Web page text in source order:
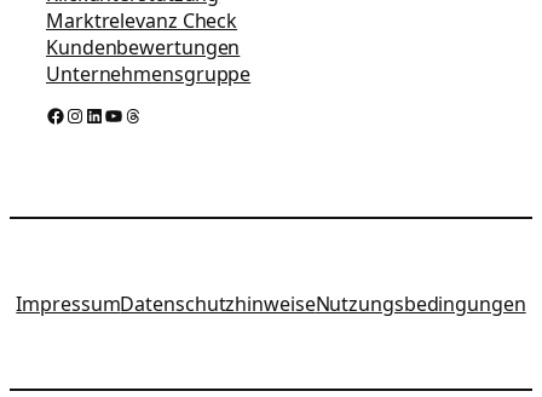
Marktrelevanz Check
Kundenbewertungen
Unternehmensgruppe
Facebook InstagramLinkedIn YouTube Threads
ImpressumDatenschutzhinweiseNutzungsbedingungen